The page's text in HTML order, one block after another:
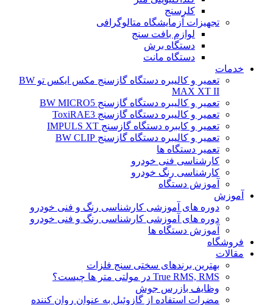
کلرسنج
تجهیزات آزمایشگاه متالوگرافی
لوازم بافت سنج
دستگاه برش
دستگاه مانت
خدمات
تعمیر و کالیبره دستگاه گازسنج مکس ایکس تو BW
MAX XT II
تعمیر و کالیبره دستگاه گازسنج BW MICRO5
تعمیر و کالیبره دستگاه گازسنج ToxiRAE3
تعمیر و کایبره دستگاه گازسنج IMPULS XT
تعمیر و کالیبره دستگاه گازسنج BW CLIP
تعمیر دستگاه ها
کارشناسی فنی خودرو
کارشناسی رنگ خودرو
آموزش دستگاه
آموزش
دوره های آموزشی کارشناسی رنگ و فنی خودرو
دوره های آموزشی کارشناسی رنگ و فنی خودرو
آموزش دستگاه ها
فروشگاه
مقالات
بهترین برندهای سختی سنج فلزات
True RMS, RMS در مولتی متر ها چیست؟
وظایف بازرس جوش
مضرات استفاده از گازوئیل به عنوان روان کننده